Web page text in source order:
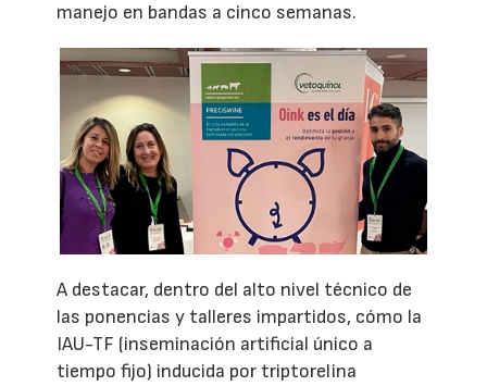
manejo en bandas a cinco semanas.
A destacar, dentro del alto nivel técnico de
las ponencias y talleres impartidos, cómo la
IAU-TF (inseminación artificial único a
tiempo fijo) inducida por triptorelina